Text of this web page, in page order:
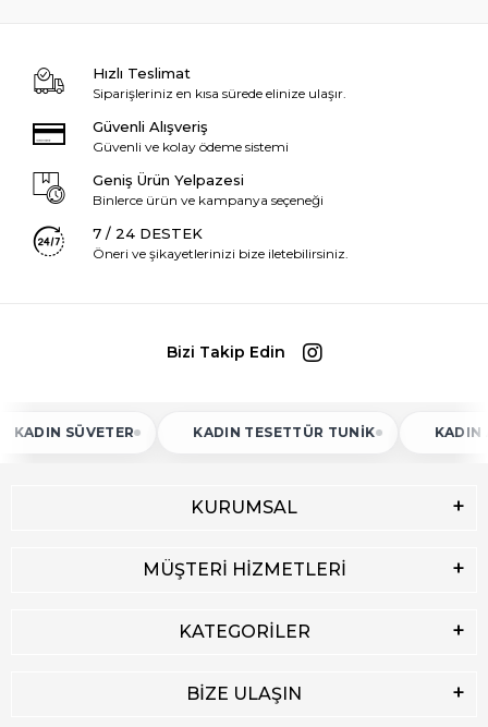
Hızlı Teslimat
Siparişleriniz en kısa sürede elinize ulaşır.
Güvenli Alışveriş
Güvenli ve kolay ödeme sistemi
Geniş Ürün Yelpazesi
Binlerce ürün ve kampanya seçeneği
7 / 24 DESTEK
Öneri ve şikayetlerinizi bize iletebilirsiniz.
Bizi Takip Edin
SÜVETER KADIN TESETTÜR TUNIK KADIN ATLET
KURUMSAL
MÜŞTERİ HİZMETLERİ
KATEGORİLER
BİZE ULAŞIN